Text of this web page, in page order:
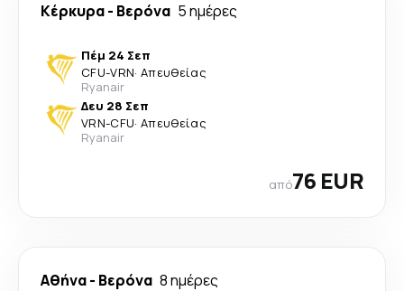
Κέρκυρα- Βερόνα 5 ημέρες
Πέμ 24 Σεπ
CFU-VRN· Απευθείας
Ryanair
Δευ 28 Σεπ
VRN-CFU· Απευθείας
Ryanair
από76 EUR
Αθήνα- Βερόνα 8 ημέρες